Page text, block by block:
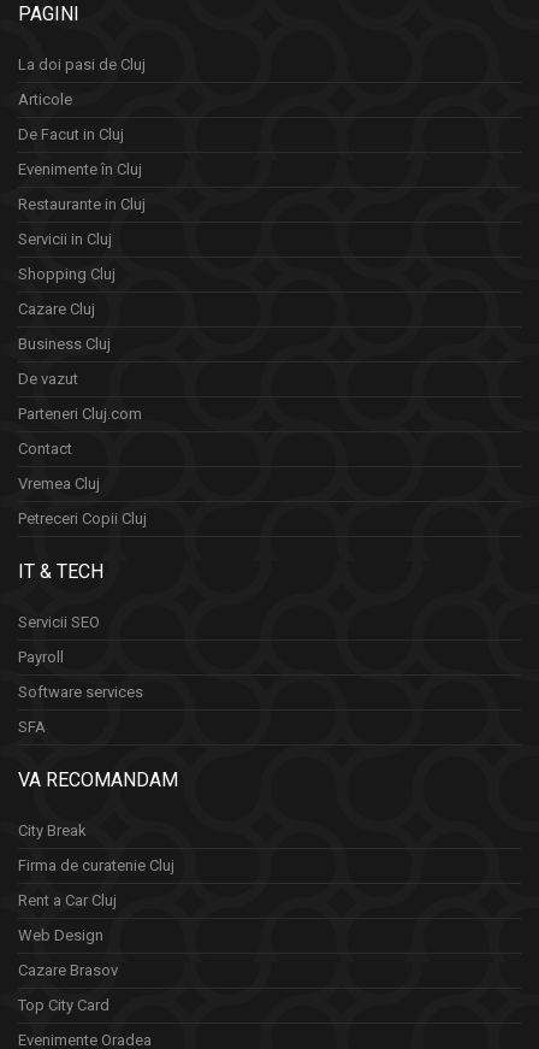
PAGINI
La doi pasi de Cluj
Articole
De Facut in Cluj
Evenimente în Cluj
Restaurante in Cluj
Servicii in Cluj
Shopping Cluj
Cazare Cluj
Business Cluj
De vazut
Parteneri Cluj.com
Contact
Vremea Cluj
Petreceri Copii Cluj
IT & TECH
Servicii SEO
Payroll
Software services
SFA
VA RECOMANDAM
City Break
Firma de curatenie Cluj
Rent a Car Cluj
Web Design
Cazare Brasov
Top City Card
Evenimente Oradea